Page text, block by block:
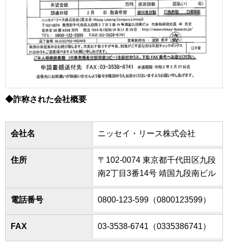
◆詐称された会社概要
会社名 ニッセイ・リース株式会社
住所
〒102-0074 東京都千代田区九段
南2丁目3番14号 靖国九段南ビル
電話番号 0800-123-599（0800123599）
FAX 03-3538-6741（0335386741）